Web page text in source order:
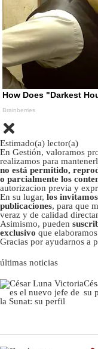
Estimado(a) lector(a)
En Gestión, valoramos
realizamos para
no está permitido,
o parcialmente los
autorizacion previa y
En su lugar, los
publicaciones, para que
veraz y de calidad
Asimismo, pueden
exclusivo que
Gracias por ayudarnos a
últimas noticias
su